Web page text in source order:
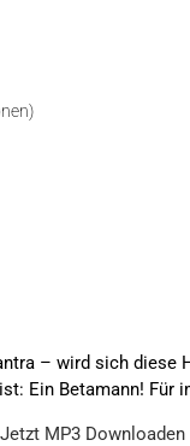
– wird sich diese
Ein Betamann! Für
Jetzt MP3